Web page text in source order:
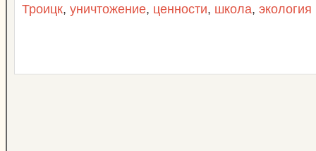
Троицк, уничтожение, ценности, школа, экология